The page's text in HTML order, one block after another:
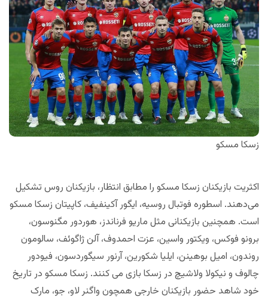
زسکا مسکو
اکثریت بازیکنان زسکا مسکو را مطابق انتظار، بازیکنان روس تشکیل
می‌دهند. اسطوره فوتبال روسیه، ایگور آکینفیف، کاپیتان زسکا مسکو
است. همچنین بازیکنانی مثل ماریو فرناندز، هوردور مگنوسون،
برونو فوکس، ویکتور واسین، عزت احمدوف، آلن ژاگوئف، سالومون
روندون، امیل بوهینن، ایلیا شکورین، آرنور سیگوردسون، فیودور
چالوف و نیکولا ولاشیچ در زسکا بازی می کنند. زسکا مسکو در تاریخ
خود شاهد حضور بازیکنان خارجی همچون واگنر لاو، جو، مارک